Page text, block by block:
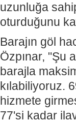
uzunluğa
oturduğunu
Barajın göl
Özpınar, "Şu
barajla
kılabiliyoruz.
hizmete
77'si kadar